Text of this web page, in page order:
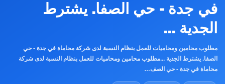
في جدة - حي الصفا. يشترط
الجدية ...
مطلوب محامين ومحاميات للعمل بنظام النسبة لدى شركة محاماة في جدة - حي
الصفا. يشترط الجدية ...مطلوب محامين ومحاميات للعمل بنظام النسبة لدى شركة
محاماة في جدة - حي الصف…